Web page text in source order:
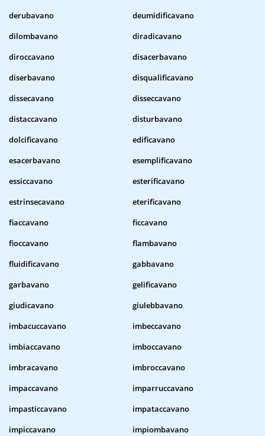
derubavano
deumidificavano
dilombavano
diradicavano
diroccavano
disacerbavano
diserbavano
disqualificavano
dissecavano
disseccavano
distaccavano
disturbavano
dolcificavano
edificavano
esacerbavano
esemplificavano
essiccavano
esterificavano
estrinsecavano
eterificavano
fiaccavano
ficcavano
fioccavano
flambavano
fluidificavano
gabbavano
garbavano
gelificavano
giudicavano
giulebbavano
imbacuccavano
imbeccavano
imbiaccavano
imboccavano
imbracavano
imbroccavano
impaccavano
imparruccavano
impasticcavano
impataccavano
impiccavano
impiombavano